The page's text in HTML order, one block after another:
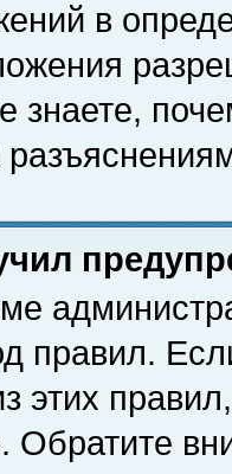
в
знаете,
правил.
этих
Обратите